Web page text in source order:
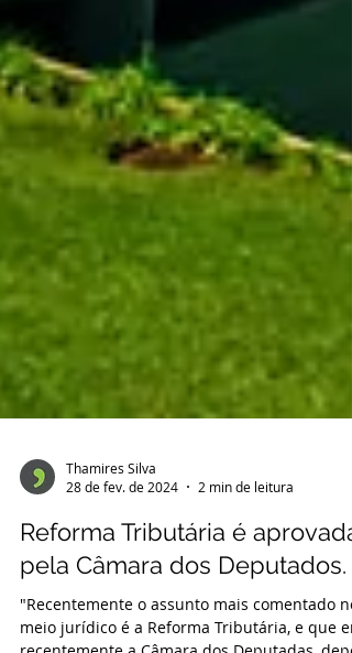
Thamires Silva
28 de fev. de 2024
2 min de leitura
Reforma Tributária é aprovada
pela Câmara dos Deputados.